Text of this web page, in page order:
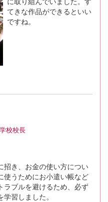
てきな作品ができるといい
ですね。
校校長
招き、お金の使い方につい
使うためにお小遣い帳など
ラブルを避けるため、必ず
習しました。